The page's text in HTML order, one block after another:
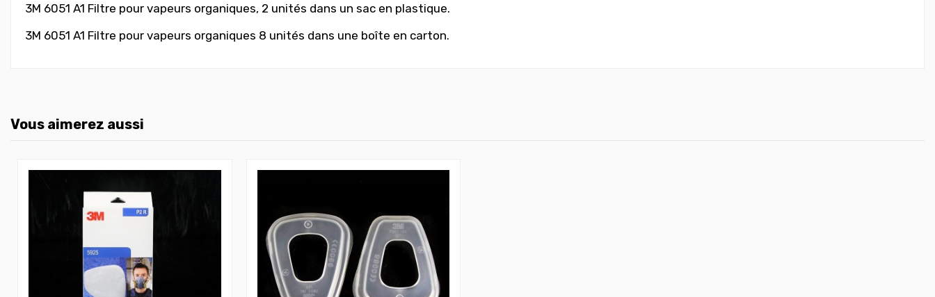
3M 6051 A1 Filtre pour vapeurs organiques, 2 unités dans un sac en plastique.
3M 6051 A1 Filtre pour vapeurs organiques 8 unités dans une boîte en carton.
Vous aimerez aussi